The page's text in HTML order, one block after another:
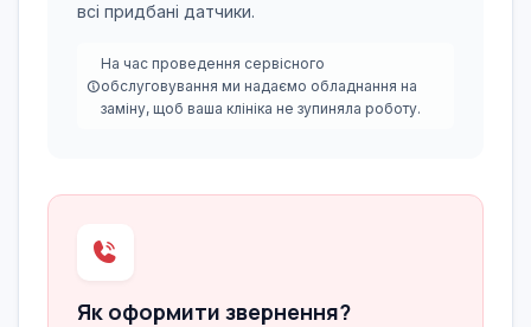
всі придбані датчики.
На час проведення сервісного
обслуговування ми надаємо обладнання на
заміну, щоб ваша клініка не зупиняла роботу.
Як оформити звернення?